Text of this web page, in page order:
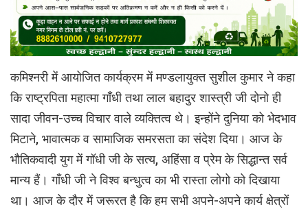
कमिश्नरी में आयोजित कार्यक्रम में मण्डलायुक्त सुशील कुमार ने कहा
कि राष्ट्रपिता महात्मा गॉंधी तथा लाल बहादुर शास्त्री जी दोनो ही
सादा जीवन-उच्च विचार वाले व्यक्तित्व थे। इन्होंने दुनिया को भेदभाव
मिटाने, भावात्मक व सामाजिक समरसता का संदेश दिया। आज के
भौतिकवादी युग में गॉधी जी के सत्य, अहिंसा व प्रेम के सिद्धान्त सर्व
मान्य हैं। गॉंधी जी ने विश्व बन्धुत्व का भी रास्ता लोगो को दिखाया
था। आज के दौर में जरूरत है कि हम सभी अपने-अपने कार्य क्षेत्रों